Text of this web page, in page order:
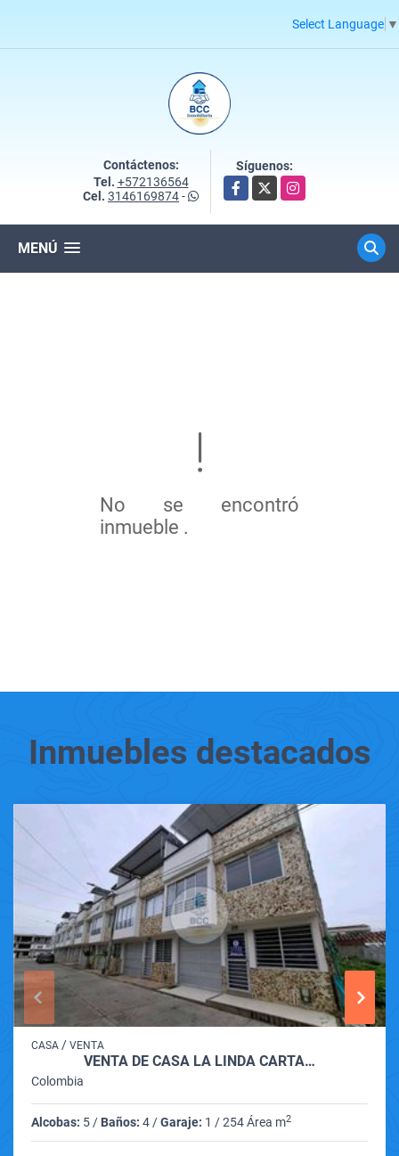
Select Language ▼
Contáctenos:
Tel. +572136564
Cel. 3146169874-
Síguenos:
Facebook
X Instagram
MENÚ
No se encontró
inmueble .
Inmuebles destacados
CASA / VENTA
VENTA DE CASA LA LINDA CARTA…
Colombia
Alcobas: 5 / Baños: 4 /Garaje: 1 / 254 Área m2